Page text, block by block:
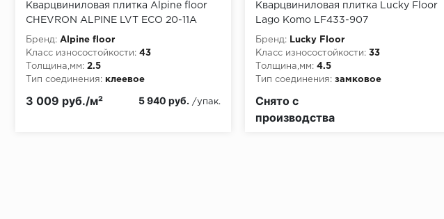
Условия доставки
Кварцвиниловая плитка Alpine floor
CHEVRON ALPINE LVT ECO 20-11A
Бренд: Alpine floor
Класс износостойкости: 43
Толщина,мм: 2.5
Тип соединения: клеевое
3 009 руб./м² 5 940 руб. /упак.
Кварцвиниловая плитка Lucky Floor
Lago Komo LF433-907
Бренд:
Lucky Floor
Класс износостойкости: 33
Толщина,мм: 4.5
Тип соединения: замковое
Снято с
производства